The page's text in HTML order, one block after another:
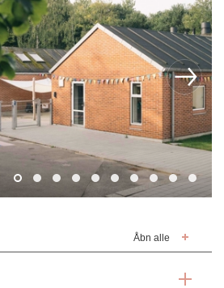
Åbn alle